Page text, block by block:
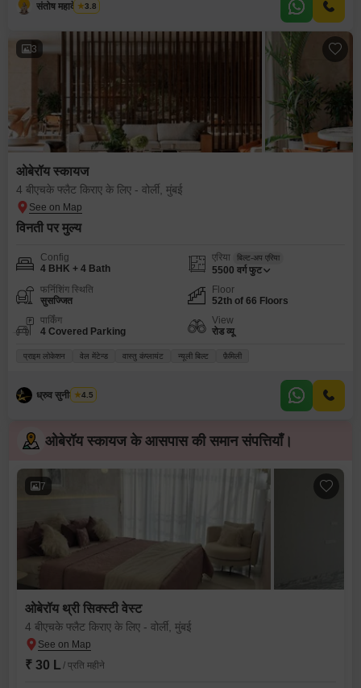
संतोष महादेव गवाडे
3.8
3
ओबेरॉय स्कायज
4 बीएचके फ्लैट किराए के लिए - वोर्ली, मुंबई
विनती पर मुल्य
Config
4 BHK + 4 Bath
एरिया बिल्ट-अप एरिया
5500 वर्ग फुट
फर्निशिंग स्थिति
सुसज्जित
Floor
52th of 66 Floors
पार्किंग
4 Covered Parking
View
रोड व्यू
प्राइम लोकेशन वेल मेंटेन्ड वास्तु कंप्लायंट न्यूली बिल्ट फ़ैमिली
ध्रुव सुनील पारेख
4.5
ओबेरॉय स्कायज के आसपास की समान संपत्तियाँ।
7
ओबेरॉय थ्री सिक्स्टी वेस्ट
4 बीएचके फ्लैट किराए के लिए - वोर्ली, मुंबई
₹ 30 L / प्रति महीने